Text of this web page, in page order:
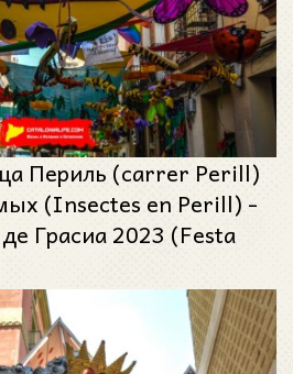
Периль (carrer Perill)
(Insectes en Perill) -
Грасиа 2023 (Festa